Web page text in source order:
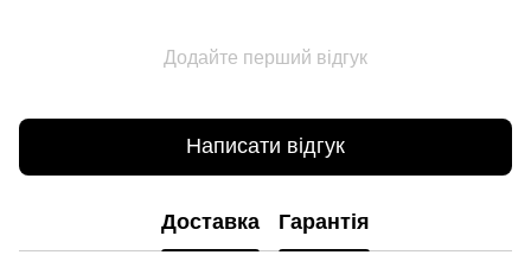
Додайте перший відгук
Написати відгук
Доставка Гарантія